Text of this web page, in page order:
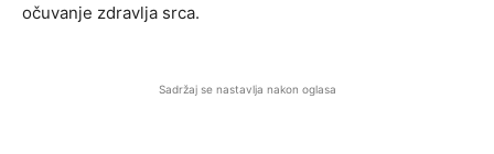
očuvanje zdravlja srca.
Sadržaj se nastavlja nakon oglasa